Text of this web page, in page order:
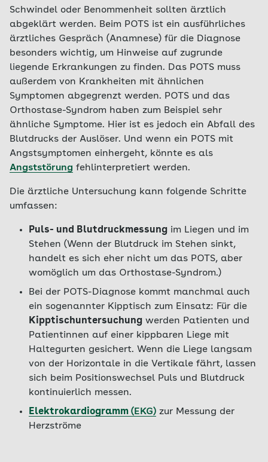
Schwindel oder Benommenheit sollten ärztlich
abgeklärt werden. Beim POTS ist ein ausführliches
ärztliches Gespräch (Anamnese) für die Diagnose
besonders wichtig, um Hinweise auf zugrunde
liegende Erkrankungen zu finden. Das POTS muss
außerdem von Krankheiten mit ähnlichen
Symptomen abgegrenzt werden. POTS und das
Orthostase-Syndrom haben zum Beispiel sehr
ähnliche Symptome. Hier ist es jedoch ein Abfall des
Blutdrucks der Auslöser. Und wenn ein POTS mit
Angstsymptomen einhergeht, könnte es als
Angststörung fehlinterpretiert werden.
Die ärztliche Untersuchung kann folgende Schritte
umfassen:
Puls- und Blutdruckmessung im Liegen und im
Stehen (Wenn der Blutdruck im Stehen sinkt,
handelt es sich eher nicht um das POTS, aber
womöglich um das Orthostase-Syndrom.)
Bei der POTS-Diagnose kommt manchmal auch
ein sogenannter Kipptisch zum Einsatz: Für die
Kipptischuntersuchung werden Patienten und
Patientinnen auf einer kippbaren Liege mit
Haltegurten gesichert. Wenn die Liege langsam
von der Horizontale in die Vertikale fährt, lassen
sich beim Positionswechsel Puls und Blutdruck
kontinuierlich messen.
Elektrokardiogramm (EKG) zur Messung der
Herzströme